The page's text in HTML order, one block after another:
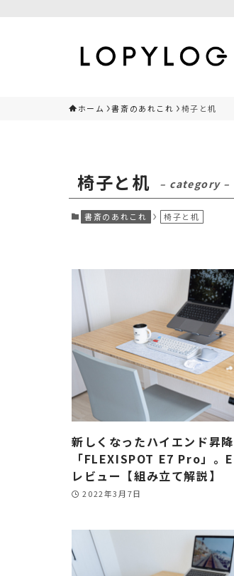
ホーム 書斎のあれこれ 椅子と机
椅子と机 – category –
書斎のあれこれ 椅子と机
新しくなったハイエンド昇
「FLEXISPOT E7 Pro」。
レビュー【組み立て解説】
2022年3月7日